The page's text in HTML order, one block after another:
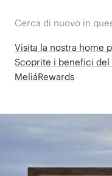
Cerca di nuovo in
Visita la nostra home
Scoprite i benefici
MeliáRewards